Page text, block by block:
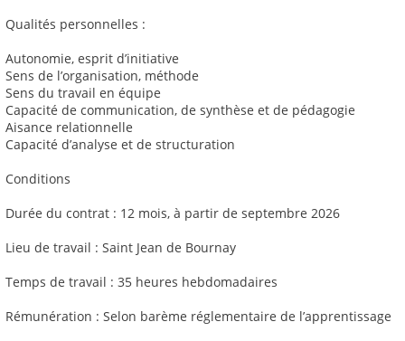
Qualités personnelles :
Autonomie, esprit d’initiative
Sens de l’organisation, méthode
Sens du travail en équipe
Capacité de communication, de synthèse et de pédagogie
Aisance relationnelle
Capacité d’analyse et de structuration
Conditions
Durée du contrat : 12 mois, à partir de septembre 2026
Lieu de travail : Saint Jean de Bournay
Temps de travail : 35 heures hebdomadaires
Rémunération : Selon barème réglementaire de l’apprentissage